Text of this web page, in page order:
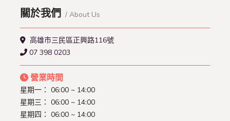
關於我們 / About Us
高雄市三民區正興路116號
07 398 0203
營業時間
星期一： 06:00 ~ 14:00
星期三： 06:00 ~ 14:00
星期四： 06:00 ~ 14:00